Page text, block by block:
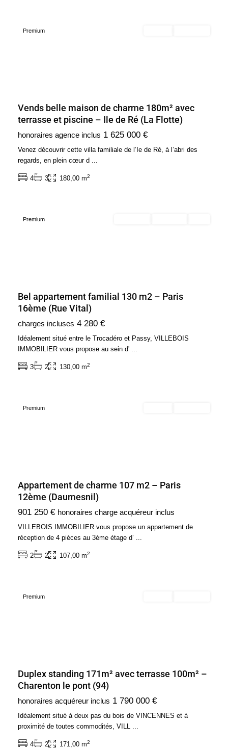
Premium
Vends belle maison de charme 180m² avec
terrasse et piscine – Ile de Ré (La Flotte)
honoraires agence inclus 1 625 000 €
Venez découvrir cette villa familiale de l’Ie de Ré, à l’abri des
regards, en plein cœur d ...
4 3 180,00 m2
Ile
de
France ,
Paris
Arrondissement
Premium
Bel appartement familial 130 m2 – Paris
16ème (Rue Vital)
charges incluses 4 280 €
Idéalement situé entre le Trocadéro et Passy, VILLEBOIS
IMMOBILIER vous propose au sein d' ...
3 2 130,00 m2
Ile
de
France,
Paris
Arrondissement
Premium
Appartement de charme 107 m2 – Paris
12ème (Daumesnil)
901 250 € honoraires charge acquéreur inclus
VILLEBOIS IMMOBILIER vous propose un appartement de
réception de 4 pièces au 3ème étage d’ ...
2 2 107,00 m2
Ile
de
France,
Charenton-
le-
-
Premium
Duplex standing 171m² avec terrasse 100m² –
Charenton le pont (94)
honoraires acquéreur inclus 1 790 000 €
Idéalement situé à deux pas du bois de VINCENNES et à
proximité de toutes commodités, VILL ...
4 2 171,00 m2
Ile
de
France,
Paris
Arrondissement